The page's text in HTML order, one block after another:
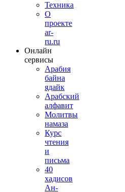
Техника
О
проекте
ar-
ru.ru
Онлайн
сервисы
Арабия
байна
ядайк
Арабский
алфавит
Молитвы
намаза
Курс
чтения
и
письма
40
хадисов
Ан-